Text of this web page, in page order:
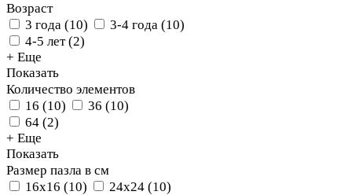
Возраст
3 года (10) 3-4 года (10)
4-5 лет(2)
+ Еще
Показать
Количество элементов
16 (10) 36 (10)
64 (2)
+ Еще
Показать
Размер пазла в см
16x16 (10) 24x24 (10)